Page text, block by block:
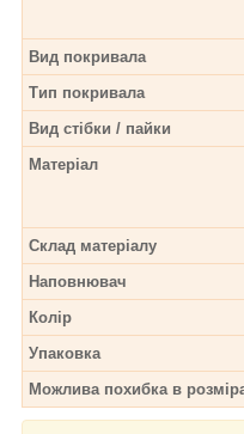
Вид покривала
Тип покривала
Вид стібки / пайки
Матеріал
Склад матеріалу
Наповнювач
Колір
Упаковка
Можлива похибка в